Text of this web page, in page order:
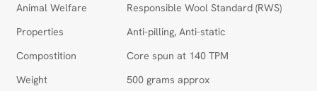
Animal Welfare
Responsible Wool Standard (RWS)
Properties
Anti-pilling, Anti-static
Compostition
Core spun at 140 TPM
Weight
500 grams approx